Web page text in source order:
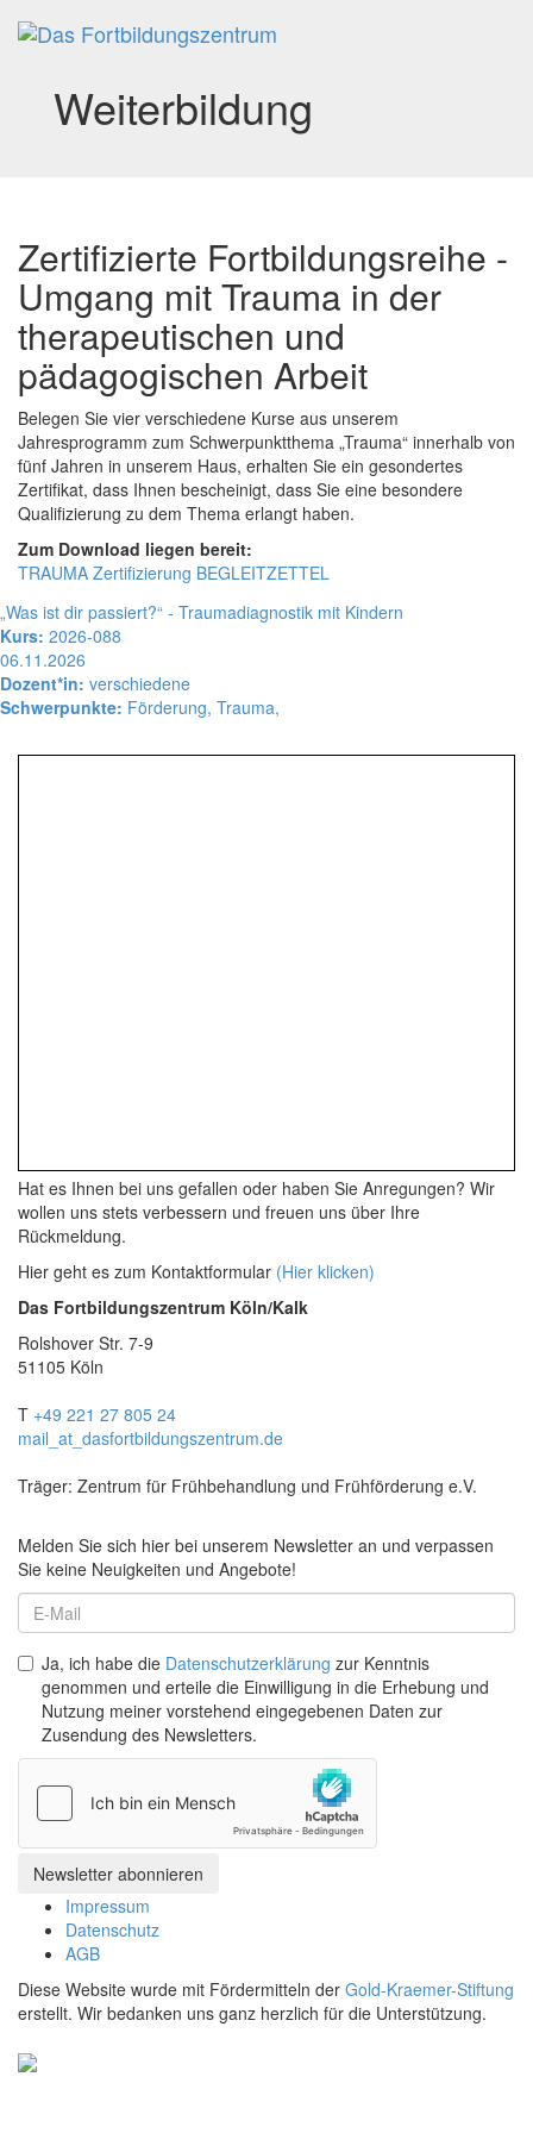
Weiterbildung
Zertifizierte Fortbildungsreihe -
Umgang mit Trauma in der
therapeutischen und
pädagogischen Arbeit
Belegen Sie vier verschiedene Kurse aus unserem
Jahresprogramm zum Schwerpunktthema „Trauma“ innerhalb von
fünf Jahren in unserem Haus, erhalten Sie ein gesondertes
Zertifikat, dass Ihnen bescheinigt, dass Sie eine besondere
Qualifizierung zu dem Thema erlangt haben.
Zum Download liegen bereit:
TRAUMA Zertifizierung BEGLEITZETTEL
„Was ist dir passiert?“ - Traumadiagnostik mit Kindern
Kurs: 2026-088
06.11.2026
Dozent*in: verschiedene
Schwerpunkte: Förderung, Trauma,
Hat es Ihnen bei uns gefallen oder haben Sie Anregungen? Wir
wollen uns stets verbessern und freuen uns über Ihre
Rückmeldung.
Hier geht es zum Kontaktformular (Hier klicken)
Das Fortbildungszentrum Köln/Kalk
Rolshover Str. 7-9
51105 Köln
T +49 221 27 805 24
mail _at_ dasfortbildungszentrum.de
Träger: Zentrum für Frühbehandlung und Frühförderung e.V.
Melden Sie sich hier bei unserem Newsletter an und verpassen
Sie keine Neuigkeiten und Angebote!
Ja, ich habe die Datenschutzerklärung zur Kenntnis
genommen und erteile die Einwilligung in die Erhebung und
Nutzung meiner vorstehend eingegebenen Daten zur
Zusendung des Newsletters.
Impressum
Datenschutz
AGB
Diese Website wurde mit Fördermitteln der Gold-Kraemer-Stiftung
erstellt. Wir bedanken uns ganz herzlich für die Unterstützung.